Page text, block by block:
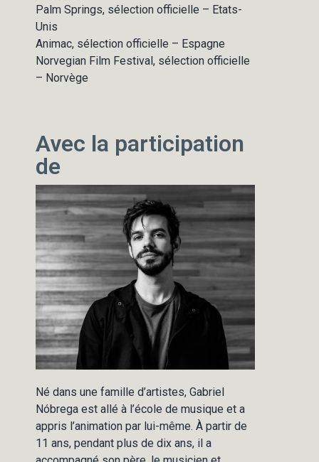
Palm Springs, sélection officielle – Etats-
Unis
Animac, sélection officielle – Espagne
Norvegian Film Festival, sélection officielle
– Norvège
Avec la participation
de
Né dans une famille d’artistes, Gabriel
Nóbrega est allé à l’école de musique et a
appris l’animation par lui-même. À partir de
11 ans, pendant plus de dix ans, il a